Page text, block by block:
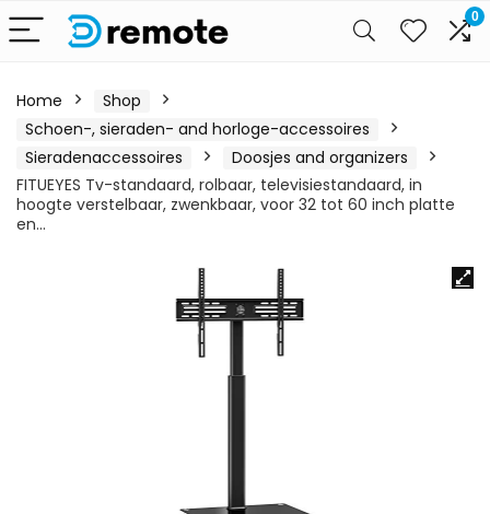
0
Home
Shop
Schoen-, sieraden- and horloge-accessoires
Sieradenaccessoires
Doosjes and organizers
FITUEYES Tv-standaard, rolbaar, televisiestandaard, in
hoogte verstelbaar, zwenkbaar, voor 32 tot 60 inch platte
en…